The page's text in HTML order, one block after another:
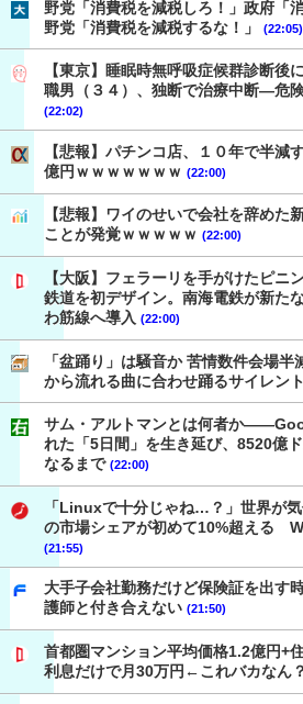
野党「消費税を減税しろ！」政府「
野党「消費税を減税するな！」
(22:05)
【東京】睡眠時無呼吸症候群診断後
職男（３４）、独断で治療中断―危
(22:02)
【悲報】パチンコ店、１０年で半減
億円ｗｗｗｗｗｗｗ (22:00)
【悲報】ワイのせいで会社を辞めた
ことが発覚ｗｗｗｗｗ (22:00)
【大阪】フェラーリを手がけたピニ
鉄道を初デザイン。南海電鉄が新た
わ筋線へ導入 (22:00)
「盆踊り」は騒音か 苦情数件会場
から流れる曲に合わせ踊るサイレン
サム・アルトマンとは何者か
れた「5日間」を生き延び、8520億
なるまで (22:00)
「Linuxで十分じゃね…？」世界が
の市場シェアが初めて10%超える
(21:55)
大手子会社勤務だけど保険証を出す
護師と付き合えない (21:50)
首都圏マンション平均価格1.2億円+
利息だけで月30万円←これバカなん？